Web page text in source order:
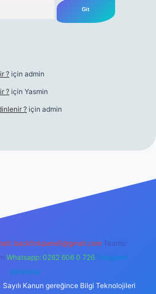
? için admin
? için Yasmin
? için admin
backlinkpaneli@gmail.com Teams:
Whatsapp: 0262 606 0 726 Telegram:
@karabul
Sayılı Kanun gereğince Bilgi Teknolojileri